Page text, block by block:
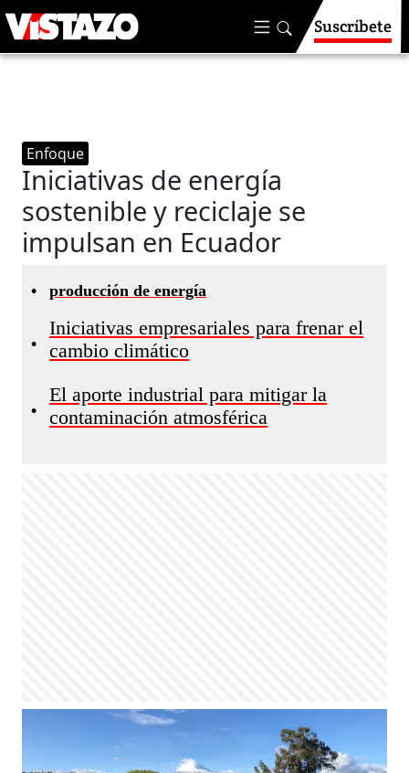
Suscríbete
Enfoque
Iniciativas de energía
sostenible y reciclaje se
impulsan en Ecuador
• producción de energía
•
Iniciativas empresariales para frenar el
cambio climático
•
El aporte industrial para mitigar la
contaminación atmosférica